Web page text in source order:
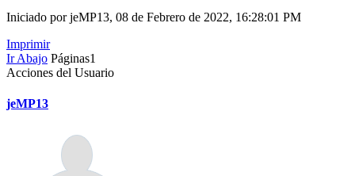
Iniciado por jeMP13, 08 de Febrero de 2022, 16:28:01 PM
Imprimir
Ir Abajo Páginas1
Acciones del Usuario
jeMP13